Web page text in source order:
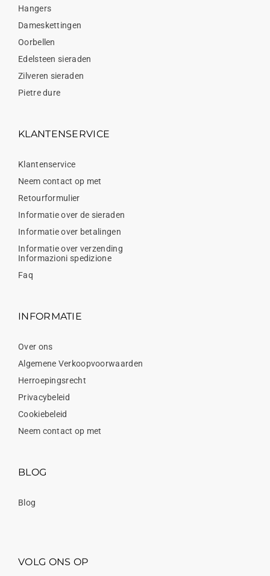
Hangers
Dameskettingen
Oorbellen
Edelsteen sieraden
Zilveren sieraden
Pietre dure
KLANTENSERVICE
Klantenservice
Neem contact op met
Retourformulier
Informatie over de sieraden
Informatie over betalingen
Informatie over verzending
Informazioni spedizione
Faq
INFORMATIE
Over ons
Algemene Verkoopvoorwaarden
Herroepingsrecht
Privacybeleid
Cookiebeleid
Neem contact op met
BLOG
Blog
VOLG ONS OP